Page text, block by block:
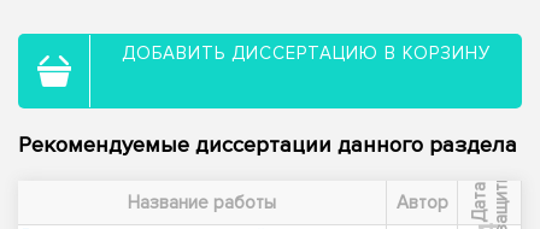
ДОБАВИТЬ ДИССЕРТАЦИЮ В КОРЗИНУ
Рекомендуемые диссертации данного раздела
Название работы Автор Д
а
т
а
з
а
щ
и
т ы